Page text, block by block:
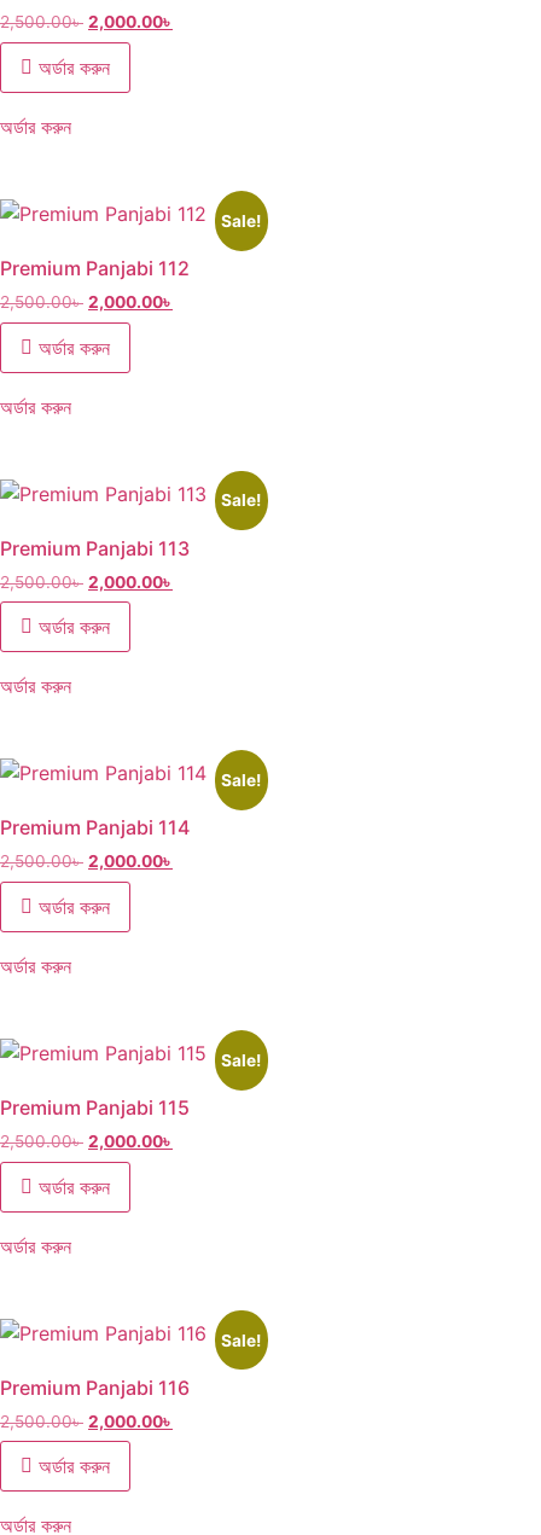
2,500.00৳ 2,000.00৳
অর্ডার করুন
অর্ডার করুন
Sale!
Premium Panjabi 112
2,500.00৳ 2,000.00৳
অর্ডার করুন
অর্ডার করুন
Sale!
Premium Panjabi 113
2,500.00৳ 2,000.00৳
অর্ডার করুন
অর্ডার করুন
Sale!
Premium Panjabi 114
2,500.00৳ 2,000.00৳
অর্ডার করুন
অর্ডার করুন
Sale!
Premium Panjabi 115
2,500.00৳ 2,000.00৳
অর্ডার করুন
অর্ডার করুন
Sale!
Premium Panjabi 116
2,500.00৳ 2,000.00৳
অর্ডার করুন
অর্ডার করুন